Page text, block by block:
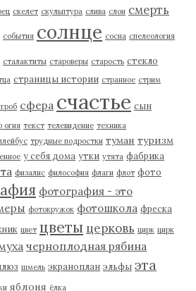
скелет скульптура слива слон смерть
события солнце сосна спелеология
сталактиты староверы старость стекло
страницы истории странное стрим
сфера счастье сын
огня текст телевидение техника
трудные подростки туман туризм
у себя дома утки утята фабрика
физалис философия флаги флот фото
фотография - это
фотокружок фотошкола фреска
цвет цветы церковь цирк цирк
черноплодная рябина
шмель экраноплан эльфы эта
яблоня ёлка